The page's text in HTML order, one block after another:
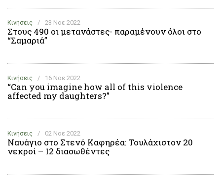
Κινήσεις / 23 Νοε 2022
Στους 490 οι μετανάστες- παραμένουν όλοι στο
“Σαμαριά”
Κινήσεις / 16 Νοε 2022
“Can you imagine how all of this violence
affected my daughters?”
Κινήσεις / 02 Νοε 2022
Ναυάγιο στο Στενό Καφηρέα: Τουλάχιστον 20
νεκροί – 12 διασωθέντες